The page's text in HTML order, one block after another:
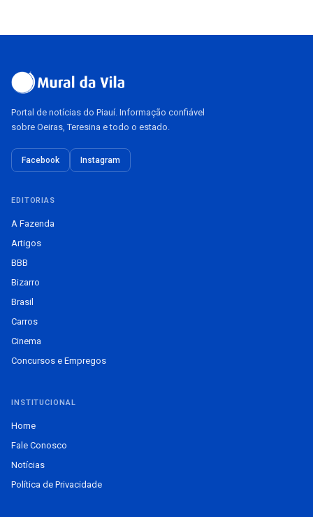
Portal de notícias do Piauí. Informação confiável
sobre Oeiras, Teresina e todo o estado.
Facebook Instagram
EDITORIAS
A Fazenda
Artigos
BBB
Bizarro
Brasil
Carros
Cinema
Concursos e Empregos
INSTITUCIONAL
Home
Fale Conosco
Notícias
Política de Privacidade